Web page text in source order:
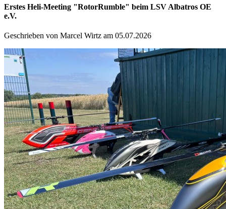
Erstes Heli-Meeting "RotorRumble" beim LSV Albatros OE
e.V.
Geschrieben von Marcel Wirtz am 05.07.2026